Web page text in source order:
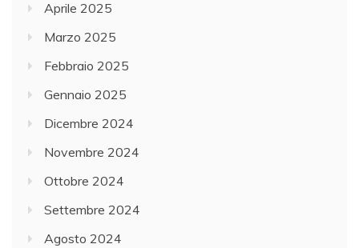
Aprile 2025
Marzo 2025
Febbraio 2025
Gennaio 2025
Dicembre 2024
Novembre 2024
Ottobre 2024
Settembre 2024
Agosto 2024